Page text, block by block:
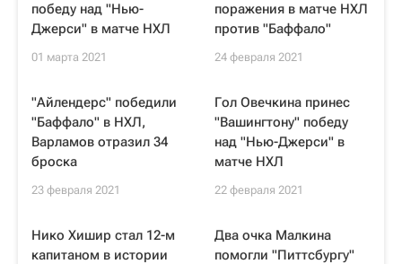
победу над "Нью-
Джерси" в матче НХЛ
01 марта 2021
поражения в матче НХЛ
против "Баффало"
24 февраля 2021
"Айлендерс" победили
"Баффало" в НХЛ,
Варламов отразил 34
броска
23 февраля 2021
Гол Овечкина принес
"Вашингтону" победу
над "Нью-Джерси" в
матче НХЛ
22 февраля 2021
Нико Хишир стал 12-м
капитаном в истории
Два очка Малкина
помогли "Питтсбургу"